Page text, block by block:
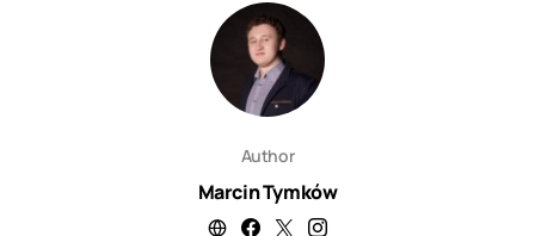
Author
Marcin Tymków